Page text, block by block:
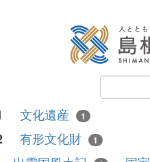
文化遺産 1
有形文化財 1